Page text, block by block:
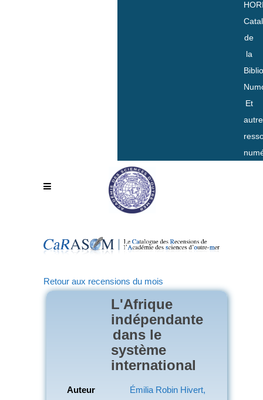
de
la
Et
Retour aux recensions du mois
L'Afrique
indépendante
dans le
système
international
Auteur
Émilia Robin Hivert,